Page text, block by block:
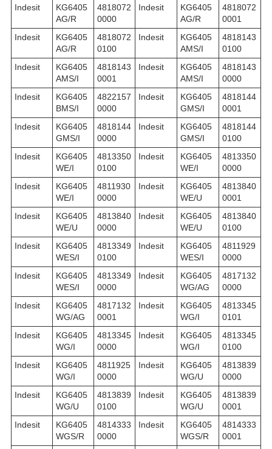
Indesit
KG6405
AG/R
4818072
0000
Indesit
KG6405
AG/R
4818072
0001
Indesit
KG6405
AG/R
4818072
0100
Indesit
KG6405
AMS/I
4818143
0100
Indesit
KG6405
AMS/I
4818143
0001
Indesit
KG6405
AMS/I
4818143
0000
Indesit
KG6405
BMS/I
4822157
0000
Indesit
KG6405
GMS/I
4818144
0001
Indesit
KG6405
GMS/I
4818144
0000
Indesit
KG6405
GMS/I
4818144
0100
Indesit
KG6405
WE/I
4813350
0100
Indesit
KG6405
WE/I
4813350
0000
Indesit
KG6405
WE/I
4811930
0000
Indesit
KG6405
WE/U
4813840
0001
Indesit
KG6405
WE/U
4813840
0000
Indesit
KG6405
WE/U
4813840
0100
Indesit
KG6405
WES/I
4813349
0100
Indesit
KG6405
WES/I
4811929
0000
Indesit
KG6405
WES/I
4813349
0000
Indesit
KG6405
WG/AG
4817132
0000
Indesit
KG6405
WG/AG
4817132
0001
Indesit
KG6405
WG/I
4813345
0101
Indesit
KG6405
WG/I
4813345
0000
Indesit
KG6405
WG/I
4813345
0100
Indesit
KG6405
WG/I
4811925
0000
Indesit
KG6405
WG/U
4813839
0000
Indesit
KG6405
WG/U
4813839
0100
Indesit
KG6405
WG/U
4813839
0001
Indesit
KG6405
WGS/R
4814333
0000
Indesit
KG6405
WGS/R
4814333
0001